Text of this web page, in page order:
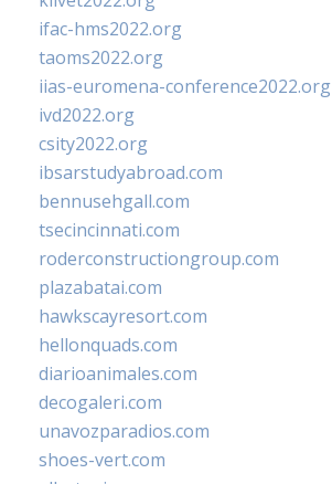
ifac-hms2022.org
taoms2022.org
iias-euromena-conference2022.org
ivd2022.org
csity2022.org
ibsarstudyabroad.com
bennusehgall.com
tsecincinnati.com
roderconstructiongroup.com
plazabatai.com
hawkscayresort.com
hellonquads.com
diarioanimales.com
decogaleri.com
unavozparadios.com
shoes-vert.com